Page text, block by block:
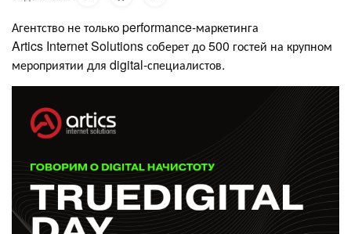
Агентство не только performance-маркетинга
Artics Internet Solutions соберет до 500 гостей на крупном
мероприятии для digital-специалистов.